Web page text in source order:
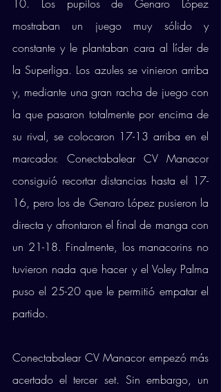
10. Los pupilos de Genaro López
mostraban un juego muy sólido y
constante y le plantaban cara al líder de
la Superliga. Los azules se vinieron arriba
y, mediante una gran racha de juego con
la que pasaron totalmente por encima de
su rival, se colocaron 17-13 arriba en el
marcador. Conectabalear CV Manacor
consiguió recortar distancias hasta el 17-
16, pero los de Genaro López pusieron la
directa y afrontaron el final de manga con
un 21-18. Finalmente, los manacorins no
tuvieron nada que hacer y el Voley Palma
puso el 25-20 que le permitió empatar el
partido.
Conectabalear CV Manacor empezó más
acertado el tercer set. Sin embargo, un